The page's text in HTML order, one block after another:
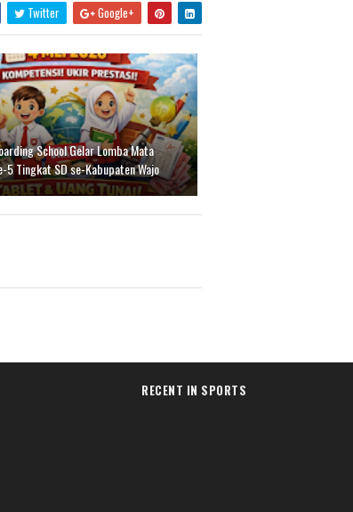
Twitter Google+
School Gelar Lomba Mata
5 Tingkat SD se-Kabupaten Wajo
RECENT IN SPORTS